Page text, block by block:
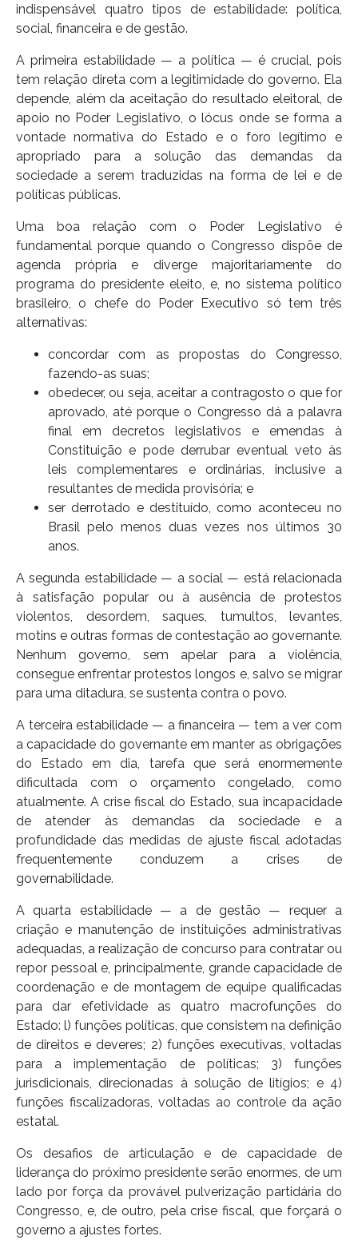
indispensável quatro tipos de estabilidade: política,
social, financeira e de gestão.
A primeira estabilidade — a política — é crucial, pois
tem relação direta com a legitimidade do governo. Ela
depende, além da aceitação do resultado eleitoral, de
apoio no Poder Legislativo, o lócus onde se forma a
vontade normativa do Estado e o foro legítimo e
apropriado para a solução das demandas da
sociedade a serem traduzidas na forma de lei e de
políticas públicas.
Uma boa relação com o Poder Legislativo é
fundamental porque quando o Congresso dispõe de
agenda própria e diverge majoritariamente do
programa do presidente eleito, e, no sistema político
brasileiro, o chefe do Poder Executivo só tem três
alternativas:
concordar com as propostas do Congresso,
fazendo-as suas;
obedecer, ou seja, aceitar a contragosto o que for
aprovado, até porque o Congresso dá a palavra
final em decretos legislativos e emendas à
Constituição e pode derrubar eventual veto às
leis complementares e ordinárias, inclusive a
resultantes de medida provisória; e
ser derrotado e destituído, como aconteceu no
Brasil pelo menos duas vezes nos últimos 30
anos.
A segunda estabilidade — a social — está relacionada
à satisfação popular ou à ausência de protestos
violentos, desordem, saques, tumultos, levantes,
motins e outras formas de contestação ao governante.
Nenhum governo, sem apelar para a violência,
consegue enfrentar protestos longos e, salvo se migrar
para uma ditadura, se sustenta contra o povo.
A terceira estabilidade — a financeira — tem a ver com
a capacidade do governante em manter as obrigações
do Estado em dia, tarefa que será enormemente
dificultada com o orçamento congelado, como
atualmente. A crise fiscal do Estado, sua incapacidade
de atender às demandas da sociedade e a
profundidade das medidas de ajuste fiscal adotadas
frequentemente conduzem a crises de
governabilidade.
A quarta estabilidade — a de gestão — requer a
criação e manutenção de instituições administrativas
adequadas, a realização de concurso para contratar ou
repor pessoal e, principalmente, grande capacidade de
coordenação e de montagem de equipe qualificadas
para dar efetividade as quatro macrofunções do
Estado: l) funções políticas, que consistem na definição
de direitos e deveres; 2) funções executivas, voltadas
para a implementação de políticas; 3) funções
jurisdicionais, direcionadas à solução de litígios; e 4)
funções fiscalizadoras, voltadas ao controle da ação
estatal.
Os desafios de articulação e de capacidade de
liderança do próximo presidente serão enormes, de um
lado por força da provável pulverização partidária do
Congresso, e, de outro, pela crise fiscal, que forçará o
governo a ajustes fortes.